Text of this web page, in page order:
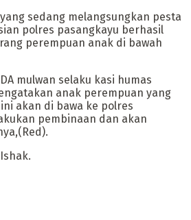
sedang melangsungkan pesta
polres pasangkayu berhasil
perempuan anak di bawah
mulwan selaku kasi humas
anak perempuan yang
akan di bawa ke polres
pembinaan dan akan